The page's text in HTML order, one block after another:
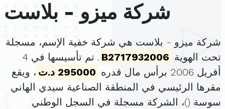
شركة ميزو - بلاست
شركة ميزو - بلاست هي شركة خفية الإسم، مسجلة
تحت الهوية B2717932006
. تم تأسيسها في 4
أفريل 2006 برأس مال قدره
295000 د.ت
، ويقع
مقرها الرئيسي في المنطقة الصناعية سيدي الهاني
سوسة ()، الشركة مسجلة في السجل الوطني